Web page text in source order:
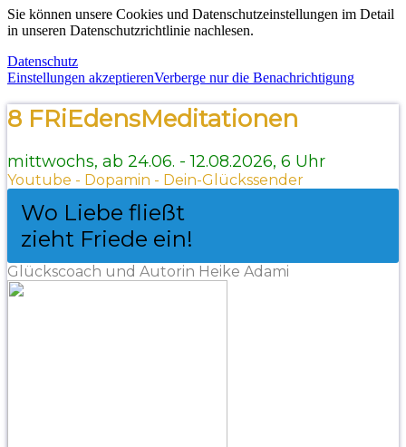
Sie können unsere Cookies und Datenschutzeinstellungen im Detail
in unseren Datenschutzrichtlinie nachlesen.
Datenschutz
Einstellungen akzeptierenVerberge nur die Benachrichtigung
8 FRiEdensMeditationen
mittwochs, ab 24.06. - 12.08.2026, 6 Uhr
Youtube - Dopamin - Dein-Glückssender
Wo Liebe fließt
zieht Friede ein!
Glückscoach und Autorin Heike Adami